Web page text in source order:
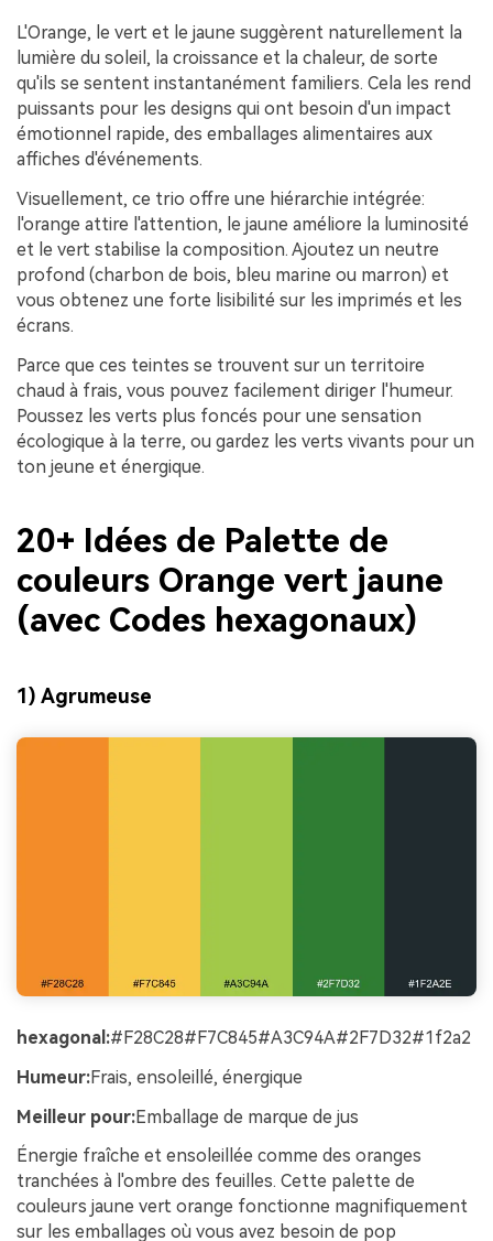
L'Orange, le vert et le jaune suggèrent naturellement la
lumière du soleil, la croissance et la chaleur, de sorte
qu'ils se sentent instantanément familiers. Cela les rend
puissants pour les designs qui ont besoin d'un impact
émotionnel rapide, des emballages alimentaires aux
affiches d'événements.
Visuellement, ce trio offre une hiérarchie intégrée:
l'orange attire l'attention, le jaune améliore la luminosité
et le vert stabilise la composition. Ajoutez un neutre
profond (charbon de bois, bleu marine ou marron) et
vous obtenez une forte lisibilité sur les imprimés et les
écrans.
Parce que ces teintes se trouvent sur un territoire
chaud à frais, vous pouvez facilement diriger l'humeur.
Poussez les verts plus foncés pour une sensation
écologique à la terre, ou gardez les verts vivants pour un
ton jeune et énergique.
20+ Idées de Palette de
couleurs Orange vert jaune
(avec Codes hexagonaux)
1) Agrumeuse
hexagonal:#F28C28#F7C845#A3C94A#2F7D32#1f2a2
Humeur:Frais, ensoleillé, énergique
Meilleur pour:Emballage de marque de jus
Énergie fraîche et ensoleillée comme des oranges
tranchées à l'ombre des feuilles. Cette palette de
couleurs jaune vert orange fonctionne magnifiquement
sur les emballages où vous avez besoin de pop